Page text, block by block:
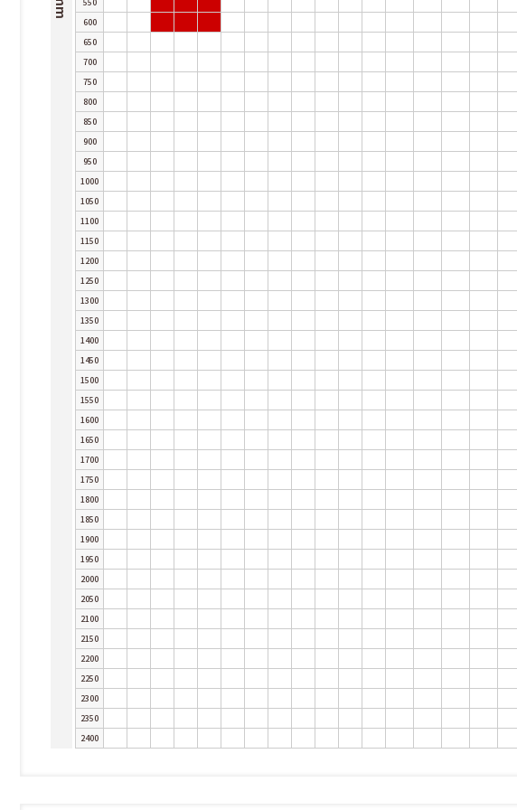
600
650
700
750
800
850
900
950
1000
1050
1100
1150
1200
1250
1300
1350
1400
1450
1500
1550
1600
1650
1700
1750
1800
1850
1900
1950
2000
2050
2100
2150
2200
2250
2300
2350
2400